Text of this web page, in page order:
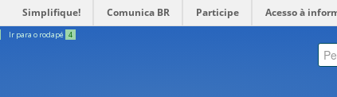
Simplifique! Comunica BR Participe Acesso à
Ir para o rodapé 4